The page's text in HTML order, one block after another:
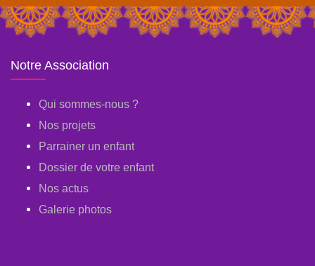
Notre Association
Qui sommes-nous ?
Nos projets
Parrainer un enfant
Dossier de votre enfant
Nos actus
Galerie photos